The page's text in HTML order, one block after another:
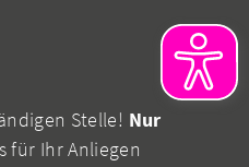
Stelle! Nur
für Ihr Anliegen